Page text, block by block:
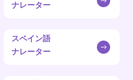
ナレーター
スペイン語
ナレーター